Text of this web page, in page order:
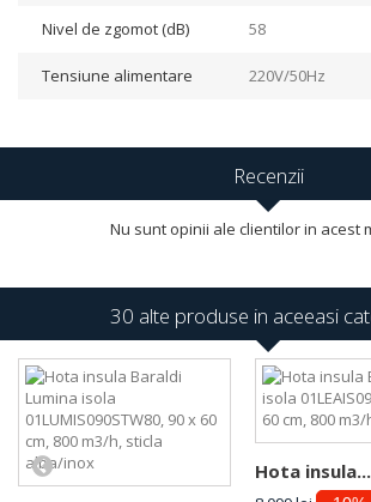
Nivel de zgomot (dB) 58
Tensiune alimentare 220V/50Hz
Recenzii
Nu sunt opinii ale clientilor in acest
30 alte produse in aceeasi
Hota insula...